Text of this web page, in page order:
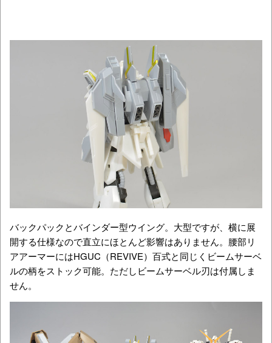
バックパックとバインダー型ウイング。大型ですが、横に展
開する仕様なので直立にほとんど影響はありません。腰部リ
アアーマーにはHGUC（REVIVE）百式と同じくビームサーベ
ルの柄をストック可能。ただしビームサーベル刃は付属しま
せん。